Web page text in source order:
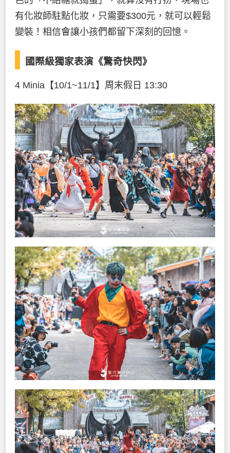
有化妝師駐點化妝，只需要$300元，就可以輕鬆
變裝！相信會讓小孩們都留下深刻的回憶。
國際級獨家表演《驚奇快閃》
4 Minia【10/1~11/1】周末假日 13:30